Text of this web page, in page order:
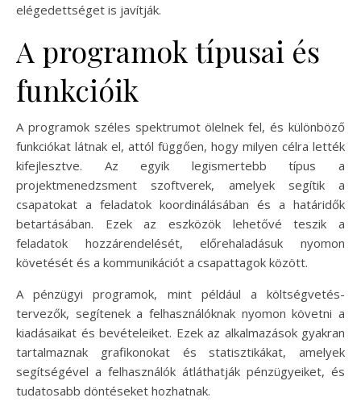
elégedettséget is javítják.
A programok típusai és
funkcióik
A programok széles spektrumot ölelnek fel, és különböző
funkciókat látnak el, attól függően, hogy milyen célra lették
kifejlesztve. Az egyik legismertebb típus a
projektmenedzsment szoftverek, amelyek segítik a
csapatokat a feladatok koordinálásában és a határidők
betartásában. Ezek az eszközök lehetővé teszik a
feladatok hozzárendelését, előrehaladásuk nyomon
követését és a kommunikációt a csapattagok között.
A pénzügyi programok, mint például a költségvetés-
tervezők, segítenek a felhasználóknak nyomon követni a
kiadásaikat és bevételeiket. Ezek az alkalmazások gyakran
tartalmaznak grafikonokat és statisztikákat, amelyek
segítségével a felhasználók átláthatják pénzügyeiket, és
tudatosabb döntéseket hozhatnak.